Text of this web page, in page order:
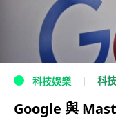
科技娛樂 科
Google 與